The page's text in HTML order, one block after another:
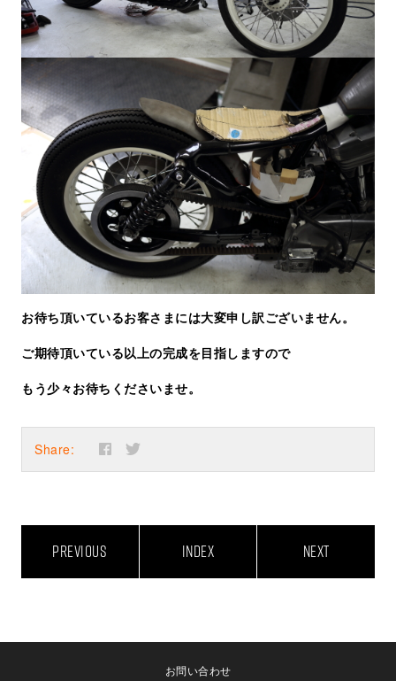
お待ち頂いているお客さまには大変申し訳ございません。
ご期待頂いている以上の完成を目指しますので
もう少々お待ちくださいませ。
Share:
PREVIOUS INDEX NEXT
お問い合わせ